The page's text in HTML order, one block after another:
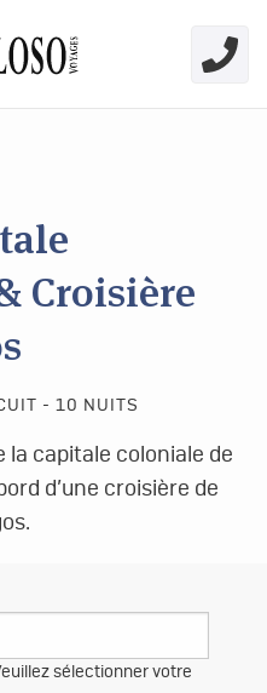
Croisière
- 10 NUITS
la capitale coloniale de
d’une croisière de
sélectionner votre